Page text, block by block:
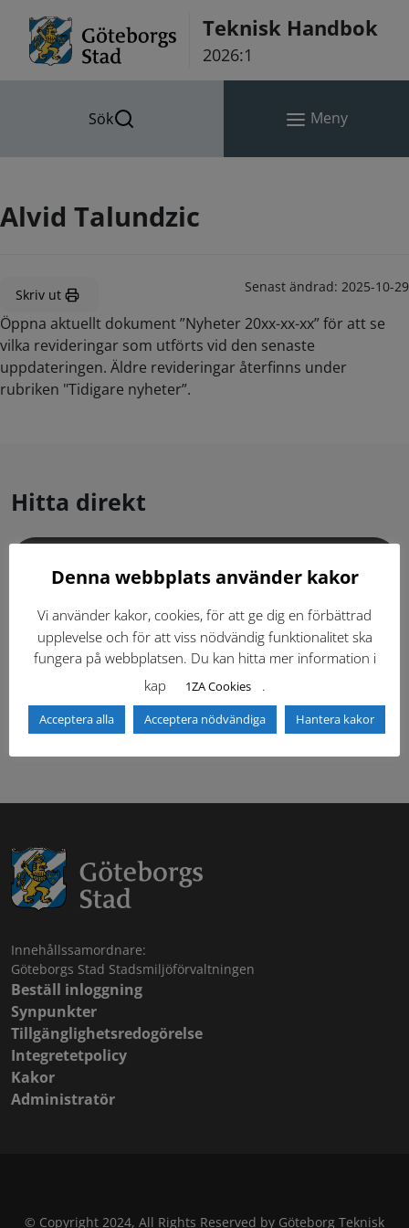
Teknisk Handbok
2026:1
Sök Meny
Alvid Talundzic
Skriv ut Senast ändrad: 2025-10-29
Öppna aktuellt dokument ”Nyheter 20xx-xx-xx” för att se
vilka revideringar som utförts vid den senaste
uppdateringen. Äldre revideringar återfinns under
rubriken "Tidigare nyheter”.
Hitta direkt
Dokumentbibliotek Kontaktlista
Tidigare versioner Nyheter
Säkerhetsordningen
Innehållssamordnare:
Göteborgs Stad Stadsmiljöförvaltningen
Beställ inloggning
Synpunkter
Tillgänglighetsredogörelse
Integretetpolicy
Kakor
Administratör
© Copyright 2024, All Rights Reserved by Göteborg Teknisk
Denna webbplats använder kakor
Vi använder kakor, cookies, för att ge dig en förbättrad
upplevelse och för att viss nödvändig funktionalitet ska
fungera på webbplatsen. Du kan hitta mer information i
kap
1ZA Cookies .
Acceptera alla Acceptera nödvändiga Hantera kakor